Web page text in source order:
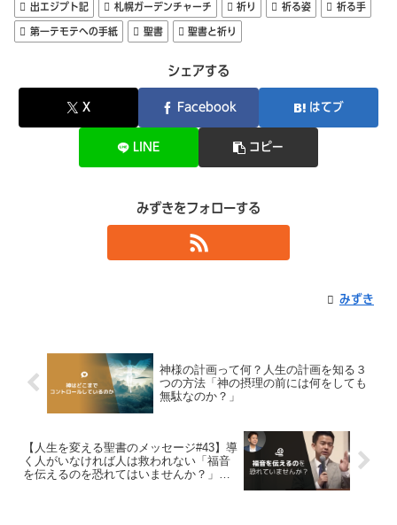
出エジプト記 札幌ガーデンチャーチ 祈り 祈る姿 祈る手
第一テモテへの手紙 聖書 聖書と祈り
シェアする
X Facebook はてブ
LINE コピー
みずきをフォローする
みずき
神様の計画って何？人生の計画を知る３
つの方法「神の摂理の前には何をしても
無駄なのか？」
【人生を変える聖書のメッセージ#43】導
く人がいなければ人は救われない「福音
を伝えるのを恐れてはいませんか？」使